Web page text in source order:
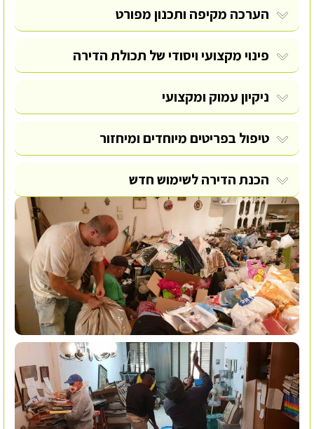
הערכה מקיפה ותכנון מפורט
פינוי מקצועי ויסודי של תכולת הדירה
ניקיון עמוק ומקצועי
טיפול בפריטים מיוחדים ומיחזור
הכנת הדירה לשימוש חדש